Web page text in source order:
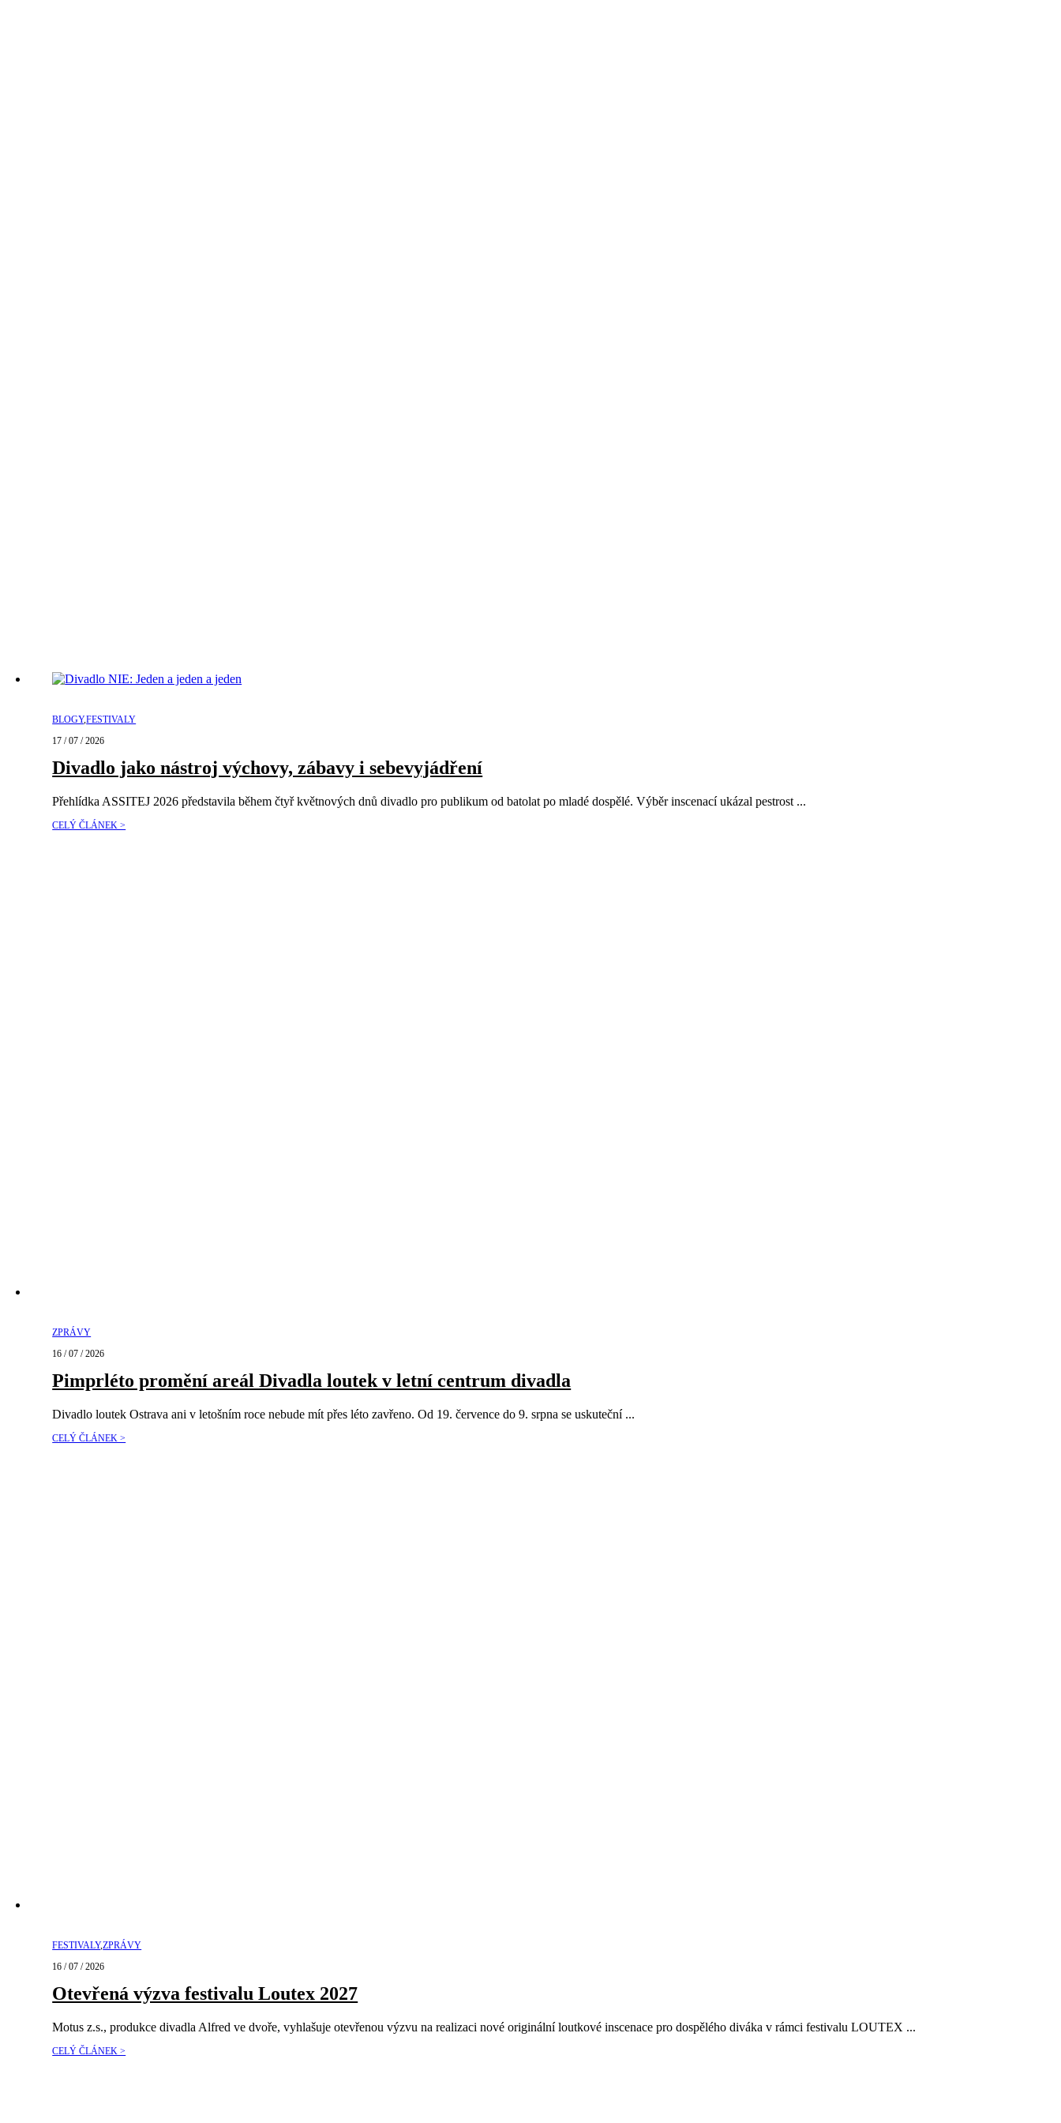
BLOGY,FESTIVALY
17 / 07 / 2026
Divadlo jako nástroj výchovy, zábavy i sebevyjádření
Přehlídka ASSITEJ 2026 představila během čtyř květnových dnů divadlo pro publikum od batolat po mladé dospělé. Výběr inscenací ukázal pestrost ...
CELÝ ČLÁNEK >
ZPRÁVY
16 / 07 / 2026
Pimprléto promění areál Divadla loutek v letní centrum divadla
Divadlo loutek Ostrava ani v letošním roce nebude mít přes léto zavřeno. Od 19. července do 9. srpna se uskuteční ...
CELÝ ČLÁNEK >
FESTIVALY,ZPRÁVY
16 / 07 / 2026
Otevřená výzva festivalu Loutex 2027
Motus z.s., produkce divadla Alfred ve dvoře, vyhlašuje otevřenou výzvu na realizaci nové originální loutkové inscenace pro dospělého diváka v rámci festivalu LOUTEX ...
CELÝ ČLÁNEK >